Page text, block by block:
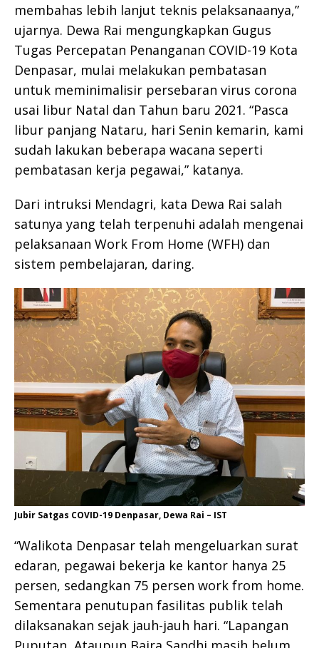
membahas lebih lanjut teknis pelaksanaanya,”
ujarnya. Dewa Rai mengungkapkan Gugus
Tugas Percepatan Penanganan COVID-19 Kota
Denpasar, mulai melakukan pembatasan
untuk meminimalisir persebaran virus corona
usai libur Natal dan Tahun baru 2021. “Pasca
libur panjang Nataru, hari Senin kemarin, kami
sudah lakukan beberapa wacana seperti
pembatasan kerja pegawai,” katanya.
Dari intruksi Mendagri, kata Dewa Rai salah
satunya yang telah terpenuhi adalah mengenai
pelaksanaan Work From Home (WFH) dan
sistem pembelajaran, daring.
Jubir Satgas COVID-19 Denpasar, Dewa Rai – IST
“Walikota Denpasar telah mengeluarkan surat
edaran, pegawai bekerja ke kantor hanya 25
persen, sedangkan 75 persen work from home.
Sementara penutupan fasilitas publik telah
dilaksanakan sejak jauh-jauh hari. “Lapangan